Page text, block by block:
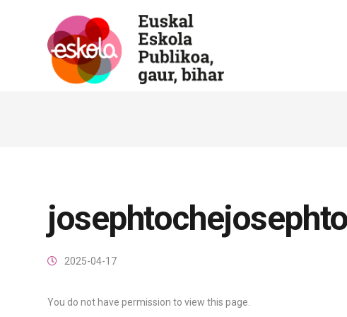
2025-04-17
You do not have permission to view this page.